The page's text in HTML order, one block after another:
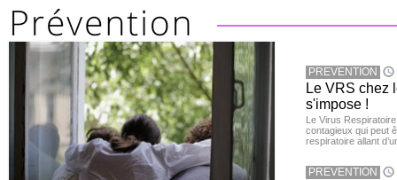
PREVENTION
Le VRS chez
s'impose !
Le Virus
contagieux qui peut
respiratoire allant
PREVENTION